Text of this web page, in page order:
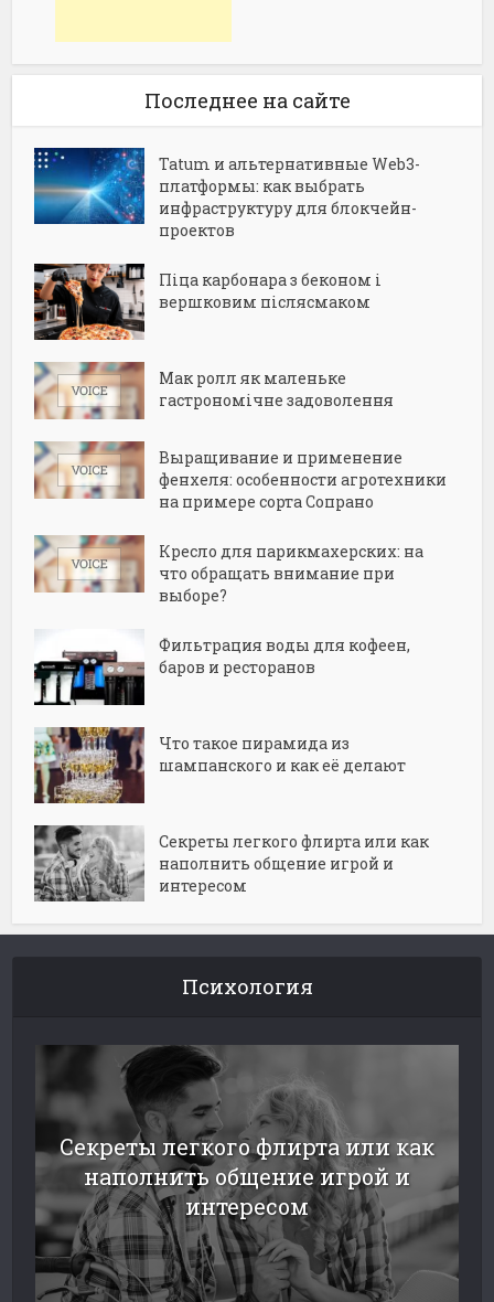
Последнее на сайте
Tatum и альтернативные Web3-
платформы: как выбрать
инфраструктуру для блокчейн-
проектов
Піца карбонара з беконом і
вершковим післясмаком
Мак ролл як маленьке
гастрономічне задоволення
Выращивание и применение
фенхеля: особенности агротехники
на примере сорта Сопрано
Кресло для парикмахерских: на
что обращать внимание при
выборе?
Фильтрация воды для кофеен,
баров и ресторанов
Что такое пирамида из
шампанского и как её делают
Секреты легкого флирта или как
наполнить общение игрой и
интересом
Психология
Секреты легкого флирта или как
наполнить общение игрой и
интересом